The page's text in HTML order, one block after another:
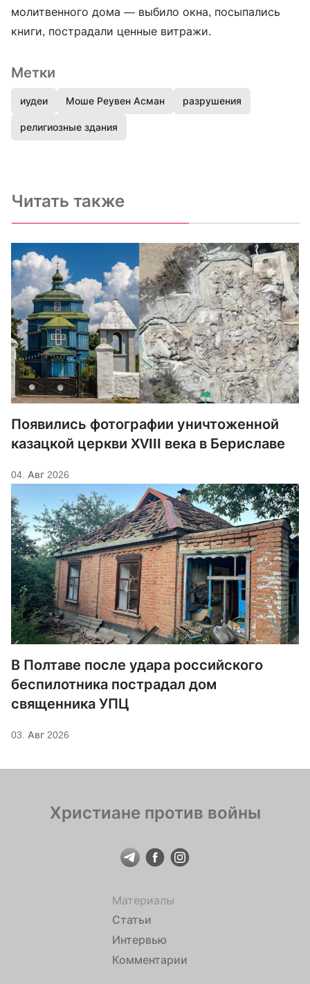
молитвенного дома — выбило окна, посыпались
книги, пострадали ценные витражи.
Метки
иудеи Моше Реувен Асман разрушения
религиозные здания
Читать также
Появились фотографии уничтоженной
казацкой церкви XVIII века в Бериславе
04. Авг 2026
В Полтаве после удара российского
беспилотника пострадал дом
священника УПЦ
03. Авг 2026
Христиане против войны
Материалы
Статьи
Интервью
Комментарии